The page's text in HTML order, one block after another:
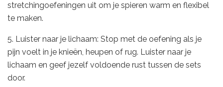
stretchingoefeningen uit om je spieren warm en flexibel
te maken.
5. Luister naar je lichaam: Stop met de oefening als je
pijn voelt in je knieën, heupen of rug. Luister naar je
lichaam en geef jezelf voldoende rust tussen de sets
door.